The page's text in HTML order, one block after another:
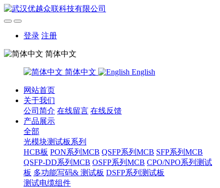
登录 注册
简体中文
简体中文 English
网站首页
关于我们
公司简介 在线留言 在线反馈
产品展示
全部
光模块测试板系列
HCB板 PON系列MCB QSFP系列MCB SFP系列MCB
QSFP-DD系列MCB OSFP系列MCB CPO/NPO系列测试
板 多功能写码& 测试板 DSFP系列测试板
测试电缆组件